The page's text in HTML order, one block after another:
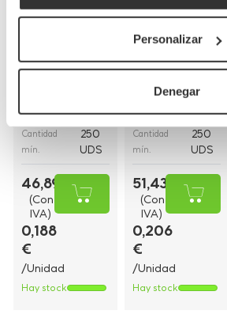
Personalizar
Denegar
Bolsas de papel
(26+20x32cm)
Medidas26+20x32cm
Cantidad
mín.
250
UDS
46,89 €
(Con
IVA)
0,188
€
/Unidad
Hay stock
Bolsas de papel
rizada
(30+18x29cm)
ReferenciaBP16BCO
Medidas30+18x29cm
Cantidad
mín.
250
UDS
51,43 €
(Con
IVA)
0,206
€
/Unidad
Hay stock